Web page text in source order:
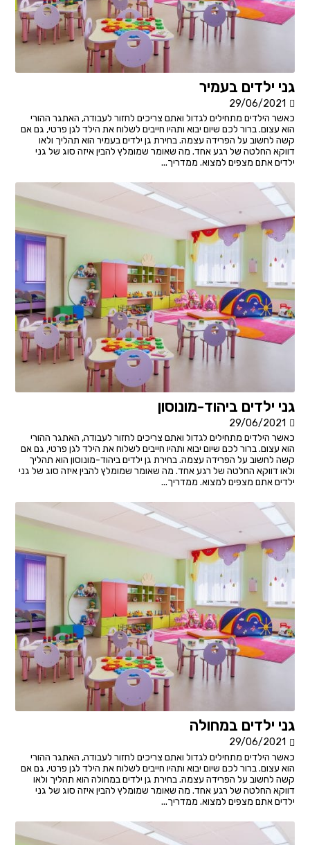
גני ילדים בעמיר
29/06/2021
כאשר הילדים מתחילים לגדול ואתם צריכים לחזור לעבודה, האתגר ההורי
הוא עצום. ברור לכם שיום יבוא ותהיו חייבים לשלוח את הילד לגן פרטי, גם אם
קשה לחשוב על הפרידה עצמה. בחירת גן ילדים בעמיר הוא תהליך ולאו
דווקא החלטה של רגע אחד. מה שאומר שמומלץ להבין איזה סוג של גני
ילדים אתם מצפים למצוא. ממדריך...
גני ילדים ביהוד-מונוסון
29/06/2021
כאשר הילדים מתחילים לגדול ואתם צריכים לחזור לעבודה, האתגר ההורי
הוא עצום. ברור לכם שיום יבוא ותהיו חייבים לשלוח את הילד לגן פרטי, גם אם
קשה לחשוב על הפרידה עצמה. בחירת גן ילדים ביהוד-מונוסון הוא תהליך
ולאו דווקא החלטה של רגע אחד. מה שאומר שמומלץ להבין איזה סוג של גני
ילדים אתם מצפים למצוא. ממדריך...
גני ילדים במחולה
29/06/2021
כאשר הילדים מתחילים לגדול ואתם צריכים לחזור לעבודה, האתגר ההורי
הוא עצום. ברור לכם שיום יבוא ותהיו חייבים לשלוח את הילד לגן פרטי, גם אם
קשה לחשוב על הפרידה עצמה. בחירת גן ילדים במחולה הוא תהליך ולאו
דווקא החלטה של רגע אחד. מה שאומר שמומלץ להבין איזה סוג של גני
ילדים אתם מצפים למצוא. ממדריך...